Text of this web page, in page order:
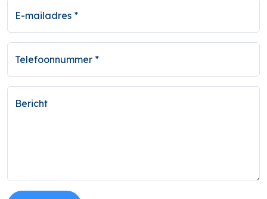
E-mailadres *
Telefoonnummer *
Bericht